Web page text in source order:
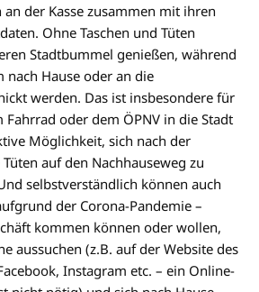
der Kasse zusammen mit ihren
Ohne Taschen und Tüten
Stadtbummel genießen, während
nach Hause oder an die
werden. Das ist insbesondere für
oder dem ÖPNV in die Stadt
Möglichkeit, sich nach der
auf den Nachhauseweg zu
selbstverständlich können auch
der Corona-Pandemie –
kommen können oder wollen,
aussuchen (z.B. auf der Website des
Instagram etc. – ein Online-